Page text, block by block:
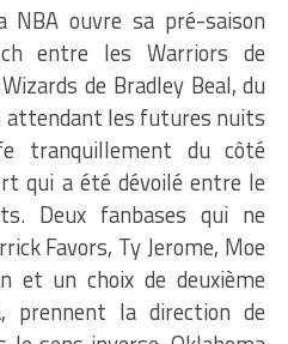
NBA ouvre sa pré-saison
entre les Warriors de
de Bradley Beal, du
attendant les futures nuits
tranquillement du côté
qui a été dévoilé entre le
Deux fanbases qui ne
Favors, Ty Jerome, Moe
et un choix de deuxième
prennent la direction de